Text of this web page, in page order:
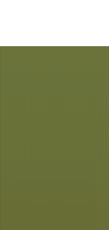
Rathaus
Verwaltung
Standesamt
Freie Stellen
Ortsrecht